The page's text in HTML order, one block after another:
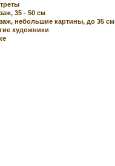
35 - 50 см
небольшие картины, до 35 см
художники